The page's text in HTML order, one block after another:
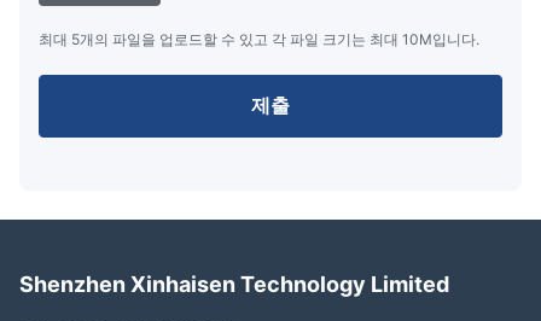
최대 5개의 파일을 업로드할 수 있고 각 파일 크기는 최대 10M입니다.
제출
Shenzhen Xinhaisen Technology Limited